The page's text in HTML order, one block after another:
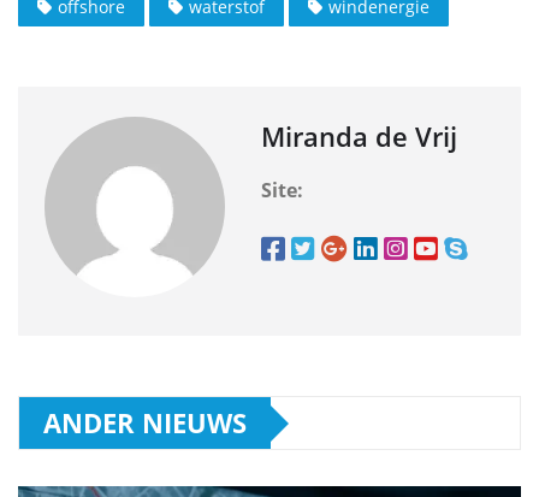
offshore
waterstof windenergie
Miranda de Vrij
Site:
ANDER NIEUWS